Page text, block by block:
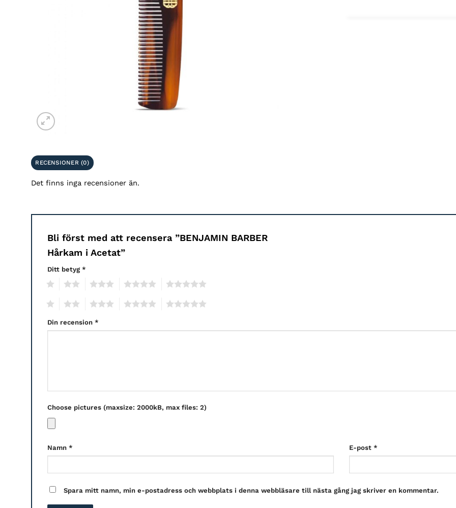
RECENSIONER (0)
Det finns inga recensioner än.
Bli först med att recensera ”BENJAMIN BARBER
Hårkam i Acetat”
Ditt betyg *
Din recension *
Choose pictures (maxsize: 2000kB, max files: 2)
Namn * E-post *
Spara mitt namn, min e-postadress och webbplats i denna webbläsare till nästa gång jag skriver en kommentar.